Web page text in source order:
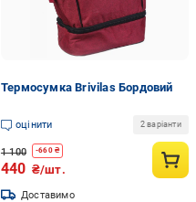
Термосумка Brivilas Бордовий
оцінити 2 варіанти
1 100 -660₴
440 ₴/шт.
Доставимо